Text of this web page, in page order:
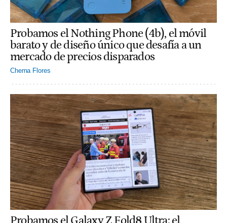
Probamos el Nothing Phone (4b), el móvil
barato y de diseño único que desafía a un
mercado de precios disparados
Chema Flores